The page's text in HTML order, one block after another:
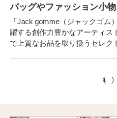
バッグやファッション小
「Jack gomme（ジャックゴム
躍する創作力豊かなアーティス
で上質なお品を取り扱うセレク
1